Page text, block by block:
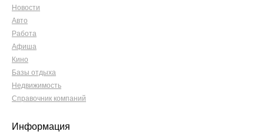
Новости
Авто
Работа
Афиша
Кино
Базы отдыха
Недвижимость
Справочник компаний
Информация